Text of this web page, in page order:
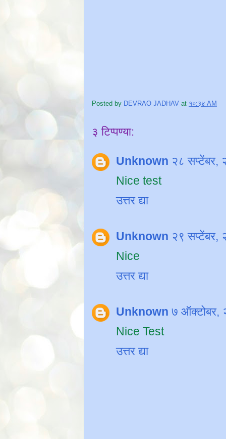
Posted by DEVRAO JADHAV at १०:३४ AM
३ टिप्पण्या:
Unknown २८ सप्टेंबर,
Nice test
उत्तर द्या
Unknown २९ सप्टेंबर,
Nice
उत्तर द्या
Unknown ७ ऑक्टोबर,
Nice Test
उत्तर द्या